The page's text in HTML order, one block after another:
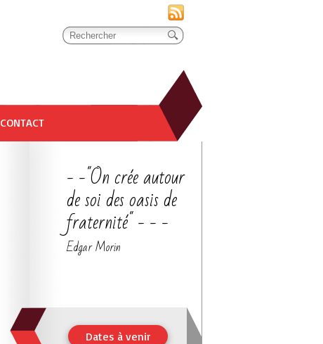
CONTACT
- -"On crée autour
de soi des oasis de
fraternité" - - -
Edgar Morin
Dates à venir